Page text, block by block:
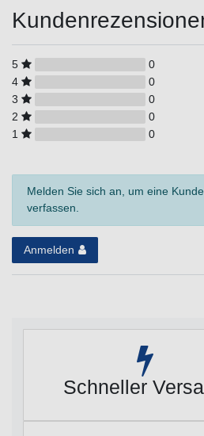
5
0
4
0
3
0
2
0
1
0
Melden Sie sich an, um eine
verfassen.
Anmelden
Schneller